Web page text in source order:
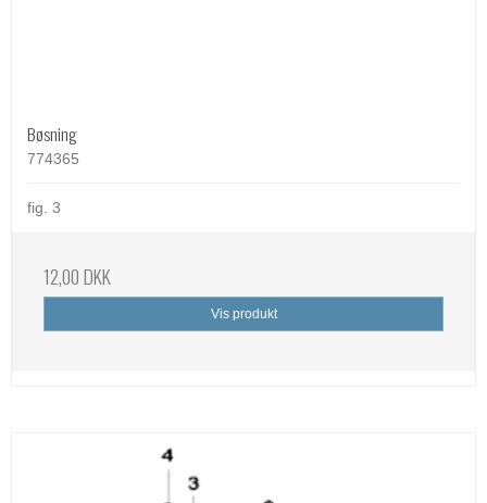
Bøsning
774365
fig. 3
12,00 DKK
Vis produkt